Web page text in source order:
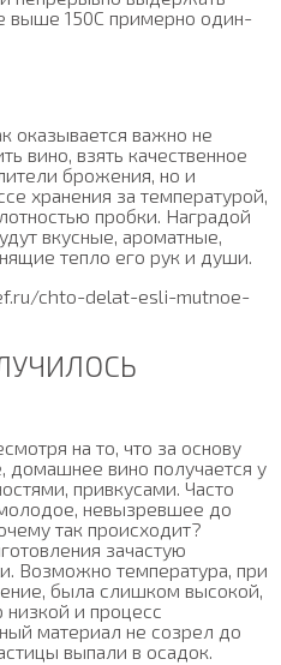
выше 150С примерно один-
оказывается важно не
вино, взять качественное
брожения, но и
хранения за температурой,
пробки. Наградой
вкусные, ароматные,
тепло его рук и души.
chto-delat-esli-mutnoe-
на то, что за основу
домашнее вино получается у
привкусами. Часто
невызревшее до
так происходит?
зачастую
Возможно температура, при
была слишком высокой,
и процесс
материал не созрел до
выпали в осадок.